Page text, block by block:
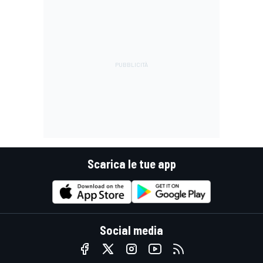
Scarica le tue app
Social media